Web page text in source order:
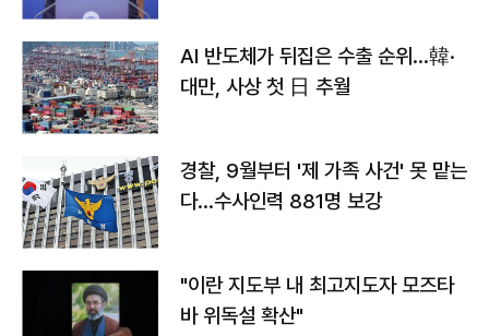
AI 반도체가 뒤집은 수출 순위…韓·
대만, 사상 첫 日 추월
경찰, 9월부터 '제 가족 사건' 못 맡는
다…수사인력 881명 보강
"이란 지도부 내 최고지도자 모즈타
바 위독설 확산"